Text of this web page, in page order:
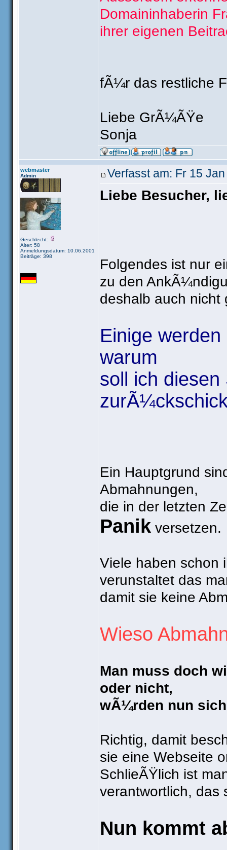
Domaininhaberin
ihrer eigenen
fÃ¼r das restliche
Liebe GrÃ¼ÃŸe
Sonja
webmaster
Admin
Geschlecht:
Alter: 58
Anmeldungsdatum: 10.06.2001
Beiträge: 398
Verfasst am: Fr 15
Liebe Besucher,
Folgendes ist nur
zu den
deshalb auch nicht
Einige
warum
soll ich
Ein Hauptgrund
Abmahnungen,
die in der letzten
Panik versetzen.
Viele haben schon
verunstaltet das
damit sie keine
Wieso
Man muss doch
oder nicht,
wÃ¼rden nun
Richtig, damit
sie eine Webseite
SchlieÃŸlich ist
verantwortlich, das
Nun kommt